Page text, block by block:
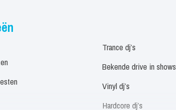
Trance dj’s
Bekende drive in shows
Vinyl dj’s
Hardcore dj’s